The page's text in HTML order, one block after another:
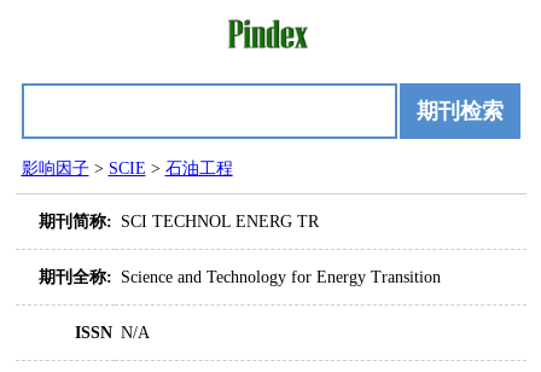
期刊检索
影响因子> SCIE > 石油工程
期刊简称: SCI TECHNOL ENERG TR
期刊全称: Science and Technology for Energy Transition
ISSN N/A